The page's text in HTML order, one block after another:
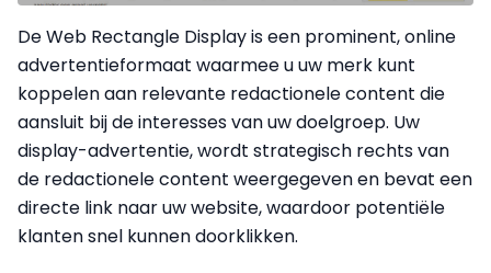
De Web Rectangle Display is een prominent, online
advertentieformaat waarmee u uw merk kunt
koppelen aan relevante redactionele content die
aansluit bij de interesses van uw doelgroep. Uw
display-advertentie, wordt strategisch rechts van
de redactionele content weergegeven en bevat een
directe link naar uw website, waardoor potentiële
klanten snel kunnen doorklikken.